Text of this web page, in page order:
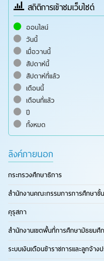
สถิติการเข้าชมเว็บไซต์
ออนไลน์
วันนี้
เมื่อวานนี้
สัปดาห์นี้
สัปดาห์ที่แล้ว
เดือนนี้
เดือนที่แล้ว
ปี
ทั้งหมด
ลิงค์ภายนอก
กระทรวงศึกษาธิการ
สำนักงานคณะกรรมการการศึกษาขั้
คุรุสภา
สำนักงานเขตพื้นที่การศึกษามัธยม
ระบบเงินเดือนข้าราชการและลูกจ้าง